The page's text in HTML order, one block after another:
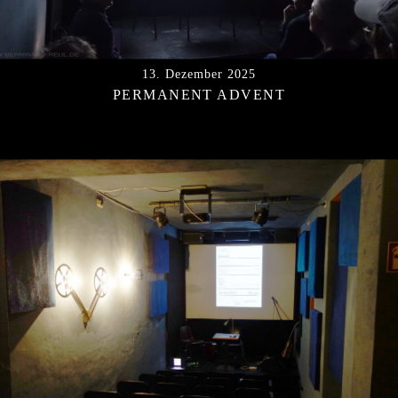
13. Dezember 2025
PERMANENT ADVENT